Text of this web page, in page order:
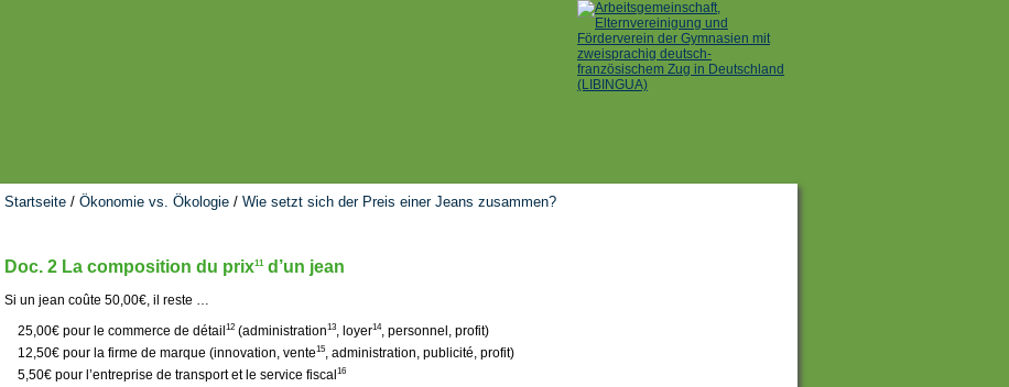
Startseite / Ökonomie vs. Ökologie / Wie setzt sich der Preis einer Jeans zusammen?
Doc. 2 La composition du prix11 d’un jean
Si un jean coûte 50,00€, il reste …
25,00€ pour le commerce de détail 12 (administration13, loyer14, personnel, profit)
12,50€ pour la firme de marque (innovation, vente15, administration, publicité, profit)
5,50€ pour l’entreprise de transport et le service fiscal 16